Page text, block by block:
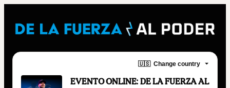
🇺🇸 Change country
EVENTO ONLINE: DE LA FUERZA AL